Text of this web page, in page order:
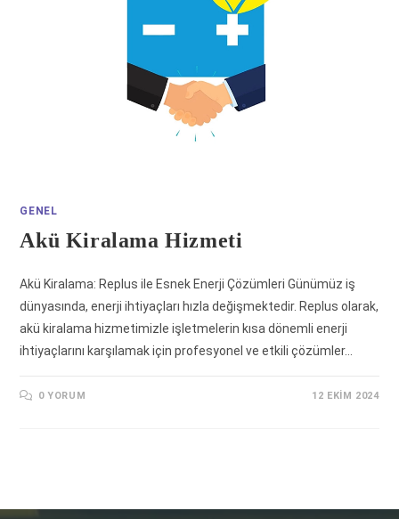
GENEL
Akü Kiralama Hizmeti
Akü Kiralama: Replus ile Esnek Enerji Çözümleri Günümüz iş
dünyasında, enerji ihtiyaçları hızla değişmektedir. Replus olarak,
akü kiralama hizmetimizle işletmelerin kısa dönemli enerji
ihtiyaçlarını karşılamak için profesyonel ve etkili çözümler…
0 YORUM 12 EKIM 2024